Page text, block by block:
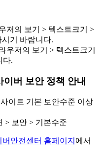
저의 보기 > 텍스트크기 >
시기 바랍니다.
우저의 보기 > 텍스트크기
다.
버 보안 정책 안내
이트 기본 보안수준 이상
> 보안 > 기본수준
안전센터 홈페이지 에서